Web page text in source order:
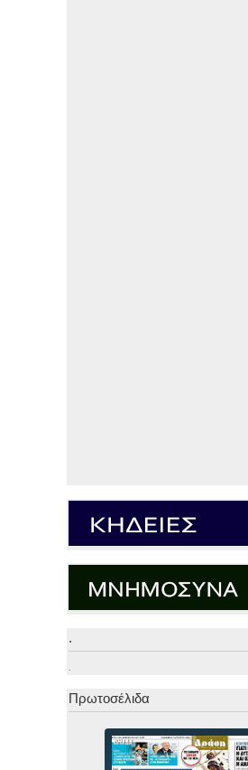
.
.
Πρωτοσέλιδα